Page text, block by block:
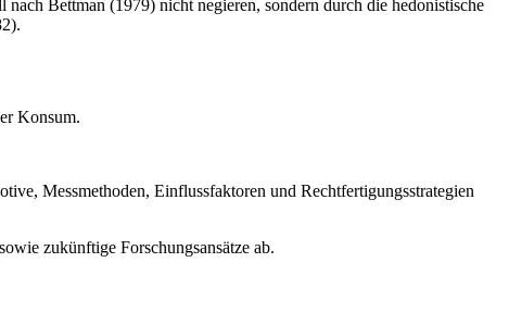
Bettman (1979) nicht negieren, sondern durch die hedonistische
Konsum.
Messmethoden, Einflussfaktoren und Rechtfertigungsstrategien
zukünftige Forschungsansätze ab.